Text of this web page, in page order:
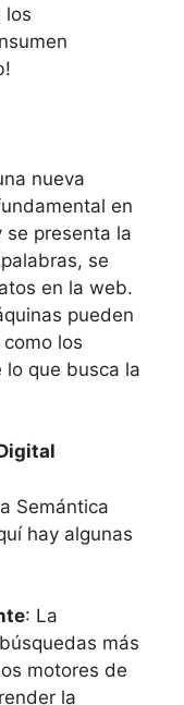
los
nueva
en
se presenta la
se
en la web.
pueden
los
lo que busca la
Semántica
hay algunas
: La
más
motores de
la